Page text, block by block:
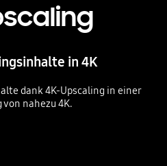
in 4K
dank 4K-Upscaling in einer
nahezu 4K.